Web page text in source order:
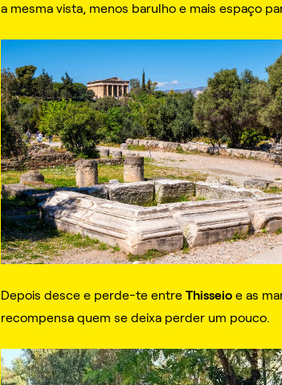
a mesma vista, menos barulho e mais espaço
Depois desce e perde-te entre Thisseio e as
recompensa quem se deixa perder um pouco.